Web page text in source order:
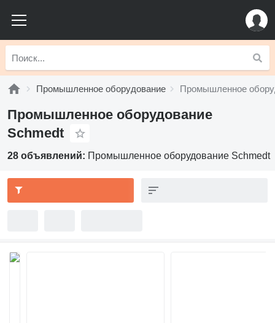
Промышленное оборудование Промышленное
Промышленное оборудование
Schmedt
28 объявлений: Промышленное оборудование Schmedt